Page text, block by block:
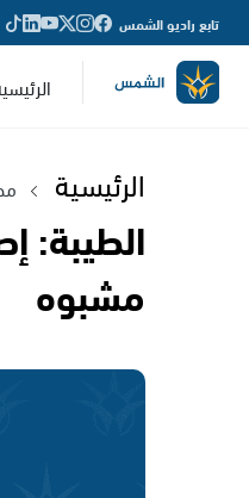
تابع راديو الشمس
الرئيسية
الطيبة:
مشبوه